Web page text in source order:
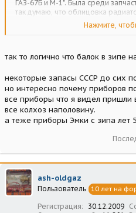
ГАЗ-67Б и М-1". Была среди
так думаю, что облицовка
сосед по гаражу служил срочную
военном училище, кажется в
По поводу балок - у знакомого
встречаются относительно
переделанные на другие
шкворня М-1 около 20 мм,
колея при неродных кулаках
получается несколько лучше.
Нажмите,
так то логично что балок в зипе
некоторые запасы СССР до сих
но интересно почему приборов
все приборы что я видел пришли
все колхоз наполовину.
а теже приборы Эмки с зипа лет
ash-oldgaz
Пользователь 10 лет на
Регистрация 30.12.2009